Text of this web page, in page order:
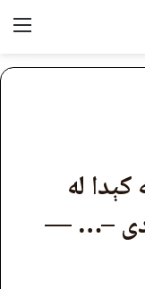
له
دی –… —